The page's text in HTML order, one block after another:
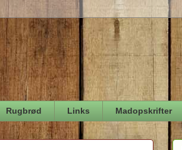
Rugbrød Links Madopskrifter